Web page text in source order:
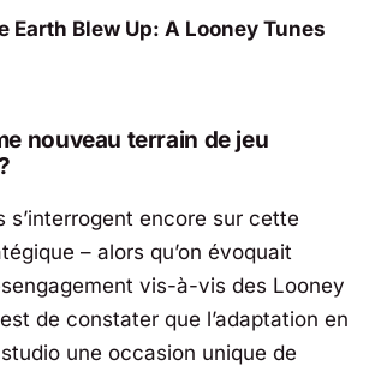
Earth Blew Up: A Looney Tunes
nouveau terrain de jeu
s’interrogent encore sur cette
– alors qu’on évoquait
vis-à-vis des Looney
de constater que l’adaptation en
une occasion unique de